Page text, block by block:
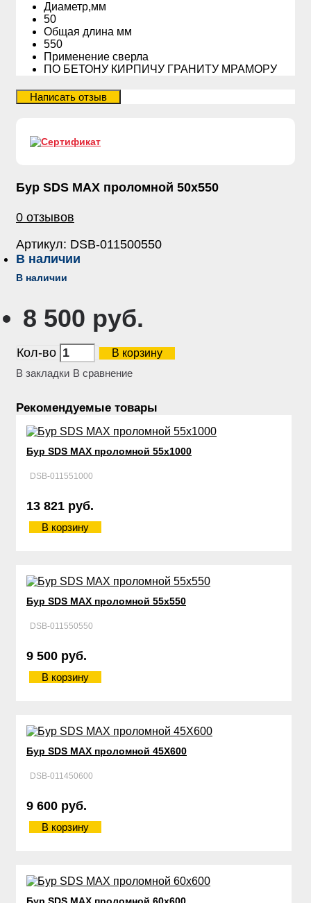
Диаметр,мм
50
Общая длина мм
550
Применение сверла
ПО БЕТОНУ КИРПИЧУ ГРАНИТУ МРАМОРУ
Бур SDS MAX проломной 50х550
0 отзывов
Артикул: DSB-011500550
В наличии
В наличии
8 500 руб.
Кол-во
В корзину
В закладки В сравнение
Рекомендуемые товары
Бур SDS MAX проломной 55х1000
DSB-011551000
13 821 руб.
В корзину
Бур SDS MAX проломной 55х550
DSB-011550550
9 500 руб.
В корзину
Бур SDS MAX проломной 45Х600
DSB-011450600
9 600 руб.
В корзину